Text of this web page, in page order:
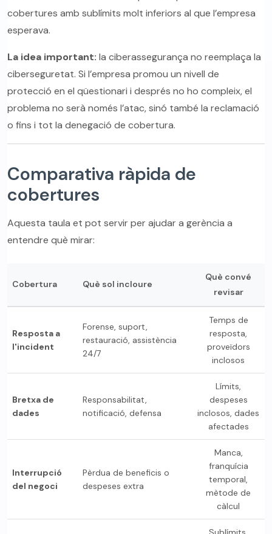
cobertures amb sublímits molt inferiors al que l’empresa
esperava.
La idea important: la ciberassegurança no reemplaça la
ciberseguretat. Si l’empresa promou un nivell de
protecció en el qüestionari i després no ho compleix, el
problema no serà només l’atac, sinó també la reclamació
o fins i tot la denegació de cobertura.
Comparativa ràpida de
cobertures
Aquesta taula et pot servir per ajudar a gerència a
entendre què mirar:
Cobertura Què sol incloure
Què convé
revisar
Resposta a
l'incident
Forense, suport,
restauració, assistència
24/7
Temps de
resposta,
proveïdors
inclosos
Bretxa de
dades
Responsabilitat,
notificació, defensa
Límits,
despeses
inclosos, dades
afectades
Interrupció
del negoci
Pèrdua de beneficis o
despeses extra
Manca,
franquícia
temporal,
mètode de
càlcul